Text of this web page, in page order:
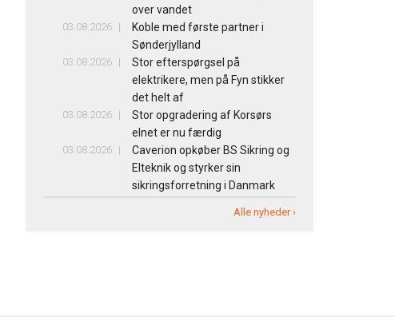
over vandet
03.08.2026
Koble med første partner i
Sønderjylland
03.08.2026
Stor efterspørgsel på
elektrikere, men på Fyn stikker
det helt af
03.08.2026
Stor opgradering af Korsørs
elnet er nu færdig
03.08.2026
Caverion opkøber BS Sikring og
Elteknik og styrker sin
sikringsforretning i Danmark
Alle nyheder ›